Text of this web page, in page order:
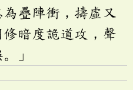
疊陣衝，擣虛又
暗度詭道攻，聲
」